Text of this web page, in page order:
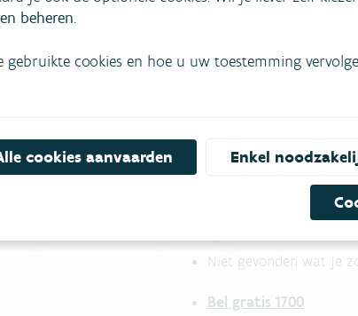
Bekijk het overzicht van
Niet gevonden wat je
Bel gratis 1700
beheren.
gebruikte cookies en hoe u uw toestemming
cookies aanvaarden Enkel